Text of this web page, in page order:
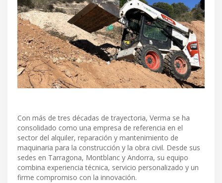
Con más de tres décadas de trayectoria, Verma se ha
consolidado como una empresa de referencia en el
sector del alquiler, reparación y mantenimiento de
maquinaria para la construcción y la obra civil. Desde sus
sedes en Tarragona, Montblanc y Andorra, su equipo
combina experiencia técnica, servicio personalizado y un
firme compromiso con la innovación.